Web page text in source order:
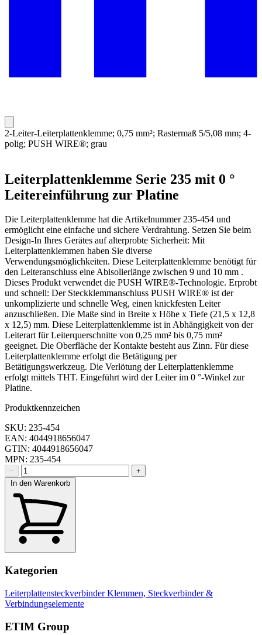
2-Leiter-Leiterplattenklemme; 0,75 mm²; Rastermaß 5/5,08 mm; 4-
polig; PUSH WIRE®; grau
Leiterplattenklemme Serie 235 mit 0 °
Leitereinführung zur Platine
Die Leiterplattenklemme hat die Artikelnummer 235-454 und
ermöglicht eine einfache und sichere Verdrahtung. Setzen Sie beim
Design-In Ihres Gerätes auf alterprobte Sicherheit: Mit
Leiterplattenklemmen haben Sie diverse
Verwendungsmöglichkeiten. Diese Leiterplattenklemme benötigt für
den Leiteranschluss eine Abisolierlänge zwischen 9 und 10 mm .
Dieses Produkt verwendet die PUSH WIRE®-Technologie. Erprobt
und schnell: Der Steckklemmanschluss PUSH WIRE® ist der
unkomplizierte und schnelle Weg, einen knickfesten Leiter
anzuschließen. Die Maße sind in Breite x Höhe x Tiefe (21,5 x 12,8
x 12,5) mm. Diese Leiterplattenklemme ist in Abhängigkeit von der
Leiterart für Leiterquerschnitte von 0,25 mm² bis 0,75 mm²
geeignet. Die Oberfläche der Kontakte besteht aus Zinn. Für diese
Leiterplattenklemme erfolgt die Betätigung per
Betätigungswerkzeug. Die Verlötung der Leiterplattenklemme
erfolgt mittels THT. Eingeführt wird der Leiter im 0 °-Winkel zur
Platine.
Produktkennzeichen
SKU: 235-454
EAN: 4044918656047
GTIN: 4044918656047
MPN: 235-454
−
+
In den Warenkorb
Kategorien
LeiterplattensteckverbinderKlemmen, Steckverbinder &
Verbindungselemente
ETIM Group